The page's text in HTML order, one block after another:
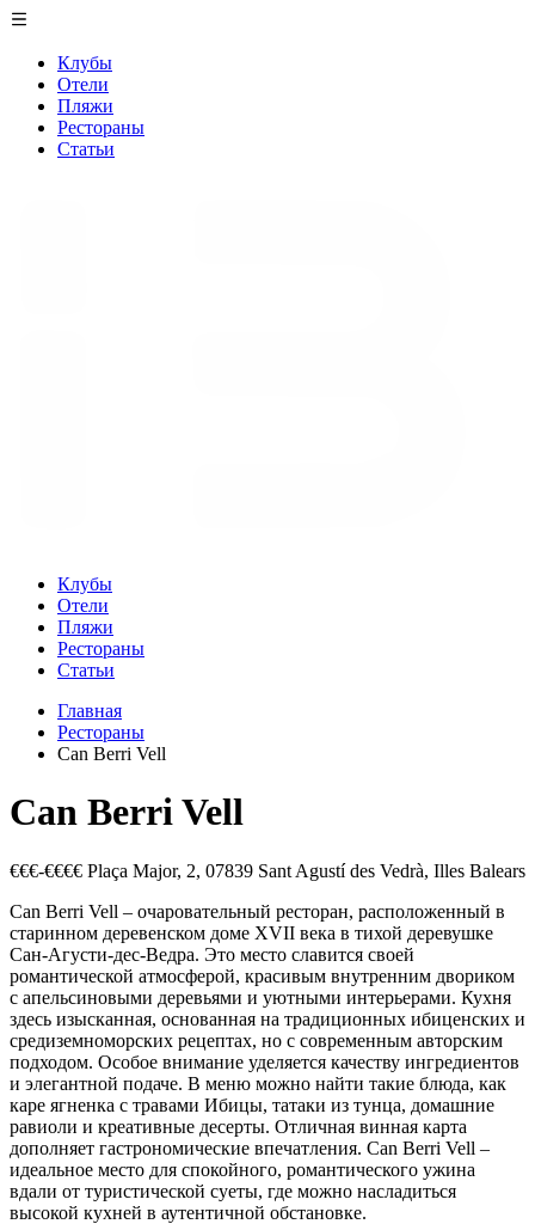
Клубы
Отели
Пляжи
Рестораны
Статьи
Клубы
Отели
Пляжи
Рестораны
Статьи
Главная
Рестораны
Can Berri Vell
Can Berri Vell
€€€-€€€€ Plaça Major, 2, 07839 Sant Agustí des Vedrà, Illes Balears
Can Berri Vell – очаровательный ресторан, расположенный в
старинном деревенском доме XVII века в тихой деревушке
Сан-Агусти-дес-Ведра. Это место славится своей
романтической атмосферой, красивым внутренним двориком
с апельсиновыми деревьями и уютными интерьерами. Кухня
здесь изысканная, основанная на традиционных ибиценских и
средиземноморских рецептах, но с современным авторским
подходом. Особое внимание уделяется качеству ингредиентов
и элегантной подаче. В меню можно найти такие блюда, как
каре ягненка с травами Ибицы, татаки из тунца, домашние
равиоли и креативные десерты. Отличная винная карта
дополняет гастрономические впечатления. Can Berri Vell –
идеальное место для спокойного, романтического ужина
вдали от туристической суеты, где можно насладиться
высокой кухней в аутентичной обстановке.